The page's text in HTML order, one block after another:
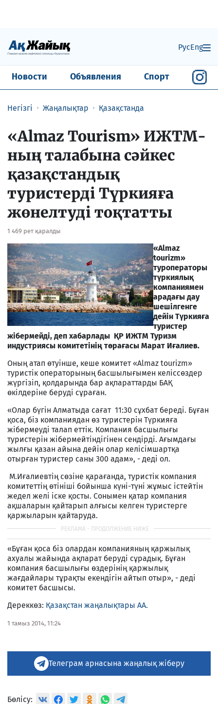
РусEng
Новости Объявления Спорт
Негізгі Жаңалықтар Қазақстанда
«Almaz Tourism» ИЖТМ-
ның талабына сәйкес
қазақстандық
туристерді Түркияға
жөнелтуді тоқтатты
1 469 рет қаралды
«Almaz
tourizm»
туроператоры
түркиялық
компаниямен
арадағы дау
шешілгенге
дейін Түркияға
туристер
жібермейді, деп хабарлады ҚР ИЖТМ Туризм
индустриясы комитетінің төрағасы Марат Иғалиев.
Оның атап өтуінше, кеше комитет «Almaz tourizm»
туристік операторының басшылығымен келіссөздер
жүргізіп, қолдарында бар ақпараттарды БАҚ
өкілдеріне беруді сұраған.
«Олар бүгін Алматыда сағат 11:30 сұхбат береді. Бұған
қоса, біз компаниядан өз туристерін Түркияға
жібермеуді талап еттік. Компания басшылығы
туристерін жібермейтіндігінен сендірді. Ағымдағы
жылғы қазан айына дейін олар келісімшартқа
отырған туристер саны 300 адам», - деді ол.
М.Иғалиевтің сөзіне қарағанда, туристік компания
комитеттің өтініші бойынша күні-түні жұмыс істейтін
жедел желі іске қосты. Сонымен қатар компания
ақшаларын қайтарып алғысы келген туристерге
қаржыларын қайтаруда.
«Бұған қоса біз олардан компанияның қаржылық
ахуалы жайында ақпарат беруді сұрадық. Бұған
компания басшылығы өздерінің қаржылық
жағдайлары тұрақты екендігін айтып отыр», - деді
комитет басшысы.
Дереккөз: Қазақстан жаңалықтары АА.
1 тамыз 2014, 11:24
Телеграм арнасына жаңалық жіберу
Бөлісу: